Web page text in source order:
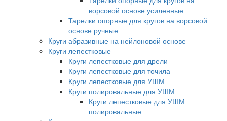
ворсовой основе усиленные
Тарелки опорные для кругов на ворсовой
основе ручные
Круги абразивные на нейлоновой основе
Круги лепестковые
Круги лепестковые для дрели
Круги лепестковые для точила
Круги лепестковые для УШМ
Круги полировальные для УШМ
Круги лепестковые для УШМ
полировальные